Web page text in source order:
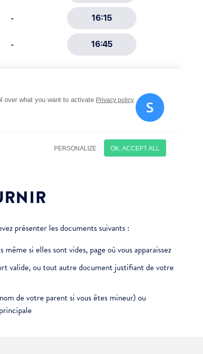
présenter les documents suivants :
si elles sont vides, page où vous apparaissez
valide, ou tout autre document justifiant de votre
de votre parent si vous êtes mineur) ou